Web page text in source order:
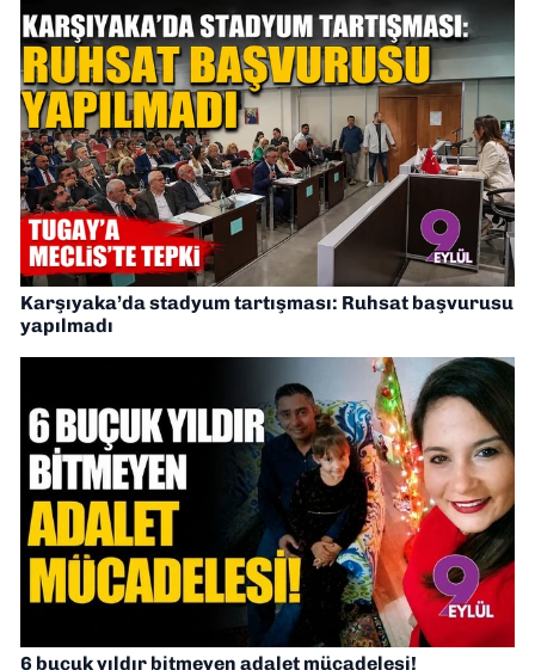
Karşıyaka’da stadyum tartışması: Ruhsat başvurusu
yapılmadı
6 buçuk yıldır bitmeyen adalet mücadelesi!